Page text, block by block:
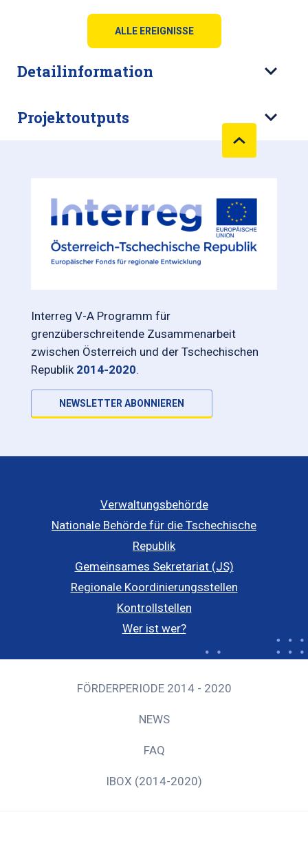
ALLE EREIGNISSE
Detailinformation
Projektoutputs
Interreg V-A Programm für
grenzüberschreitende Zusammenarbeit
zwischen Österreich und der Tschechischen
Republik 2014-2020.
NEWSLETTER ABONNIEREN
Verwaltungsbehörde
Nationale Behörde für die Tschechische
Republik
Gemeinsames Sekretariat (JS)
Regionale Koordinierungsstellen
Kontrollstellen
Wer ist wer?
FÖRDERPERIODE 2014 - 2020
NEWS
FAQ
IBOX (2014-2020)